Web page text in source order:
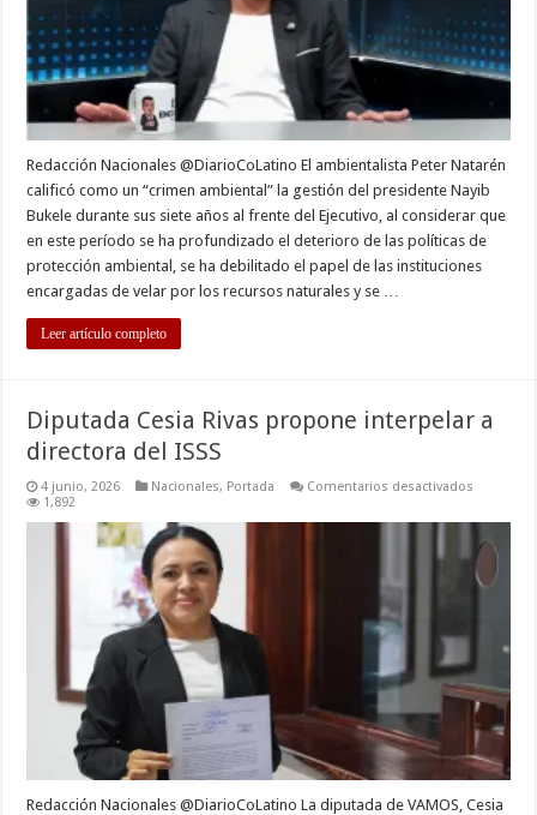
gobierno
de
Bukele
Redacción Nacionales @DiarioCoLatino El ambientalista Peter Natarén
calificó como un “crimen ambiental” la gestión del presidente Nayib
Bukele durante sus siete años al frente del Ejecutivo, al considerar que
en este período se ha profundizado el deterioro de las políticas de
protección ambiental, se ha debilitado el papel de las instituciones
encargadas de velar por los recursos naturales y se …
Leer artículo completo
Diputada Cesia Rivas propone interpelar a
directora del ISSS
4 junio, 2026 Nacionales, Portada Comentarios desactivados
propone
interpelar
a
1,892
Redacción Nacionales @DiarioCoLatino La diputada de VAMOS, Cesia